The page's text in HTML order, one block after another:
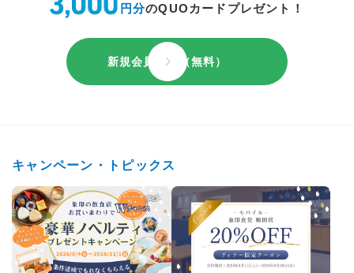
円分のQUOカードプレゼント！
新規会員登録（無料）
キャンペーン・トピックス